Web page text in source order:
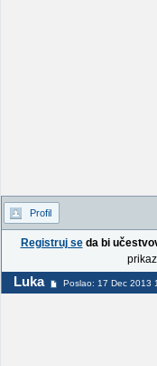
Profil
Registruj seda bi
Luka Poslao: 17 Dec 2013